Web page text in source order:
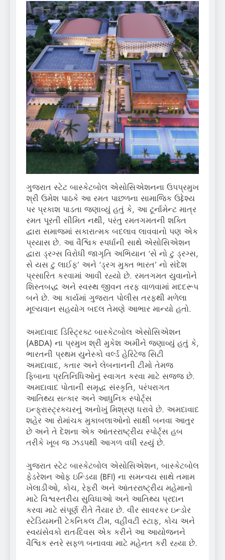
ગુજરાત સ્ટેટ બાસ્કેટબોલ એસોસિએશનના ઉપપ્રમુખ
શ્રી ઉમેશ પાઠકે આ રમત પાછળના સામાજિક ઉદ્દેશ્ય
પર પ્રકાશ પાડતા જણાવ્યું હતું કે, આ ટૂર્નામેન્ટ માત્ર
રમત પૂરતી સીમિત નથી, પરંતુ રમતગમતની શક્તિ
દ્વારા સમાજમાં સકારાત્મક બદલાવ લાવવાનો પણ એક
પ્રયાસ છે. આ વૈશ્વિક સ્પર્ધાની સાથે એસોસિએશન
દ્વારા ડ્રગ્સ વિરોધી જાગૃતિ અભિયાન ‘સે નો ટુ ડ્રગ્સ,
સે યસ ટુ લાઈફ’ અને ‘ડ્રગ મુક્ત ભારત’ નો સંદેશ
પ્રસારિત કરવામાં આવી રહ્યો છે. રમતગમત યુવાનોને
શિસ્તબદ્ધ અને સ્વસ્થ જીવન તરફ વાળવામાં મદદરૂપ
બને છે. આ કાર્યમાં ગુજરાત પોલીસ તરફથી મળેલા
મૂલ્યવાન સહયોગ બદલ તેમણે આભાર માન્યો હતો.
અમદાવાદ ડિસ્ટ્રિક્ટ બાસ્કેટબોલ એસોસિએશન
(ABDA) ના પ્રમુખ શ્રી મુકેશ અમીને જણાવ્યું હતું કે,
ભારતની પ્રથમ યુનેસ્કો વર્લ્ડ હેરિટેજ સિટી
અમદાવાદ, કતાર અને લેબનાનની ટીમો તેમજ
ફિબાના પ્રતિનિધિઓનું સ્વાગત કરવા માટે સજ્જ છે.
અમદાવાદ પોતાની સમૃદ્ધ સંસ્કૃતિ, પરંપરાગત
આતિથ્ય સત્કાર અને આધુનિક સ્પોર્ટ્સ
ઇન્ફ્રાસ્ટ્રક્ચરનું અનોખું મિશ્રણ ધરાવે છે. અમદાવાદ
શહેર આ રોમાંચક મુકાબલાઓનો સાક્ષી બનવા આતુર
છે અને તે દેશના એક આંતરરાષ્ટ્રીય સ્પોર્ટ્સ હબ
તરીકે ખૂબ જ ઝડપથી આગળ વધી રહ્યું છે.
ગુજરાત સ્ટેટ બાસ્કેટબોલ એસોસિએશન, બાસ્કેટબોલ
ફેડરેશન ઓફ ઇન્ડિયા (BFI) ના સમન્વય સાથે તમામ
ખેલાડીઓ, કોચ, રેફરી અને આંતરરાષ્ટ્રીય મહેમાનો
માટે વિશ્વસ્તરીય સુવિધાઓ અને આતિથ્ય પ્રદાન
કરવા માટે સંપૂર્ણ રીતે તૈયાર છે. વીર સાવરકર ઇન્ડોર
સ્ટેડિયમની ટેકનિકલ ટીમ, વહીવટી સ્ટાફ, કોચ અને
સ્વયંસેવકો રાત-દિવસ એક કરીને આ આયોજનને
વૈશ્વિક સ્તરે સફળ બનાવવા માટે મહેનત કરી રહ્યા છે.